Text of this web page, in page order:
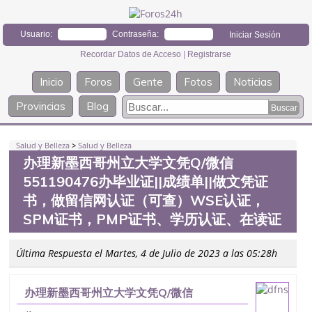
Usuario: Contraseña:
Recordar Datos de Acceso Registrarse
Inicio Foros Gente Fotos
Noticias
Provincias
Blog
Salud y Belleza >Salud y Belleza
办理新墨西哥州立大学文凭Q/微信
551190476办毕业证||成绩单||做文凭证
书，做留信网认证（可查）WSE认证，
SPM证书，PMP证书、学历认证、在读证
Última Respuesta el Martes, 4 de Julio de 2023 a las 05:28h
办理新墨西哥州立大学文凭Q/微信